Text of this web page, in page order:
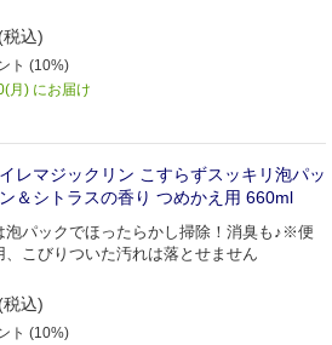
税込)
ト (10%)
月) にお届け
レマジックリン こすらずスッキリ泡パッ
＆シトラスの香り つめかえ用 660ml
泡パックでほったらかし掃除！消臭も♪※便
、こびりついた汚れは落とせません
税込)
ト (10%)